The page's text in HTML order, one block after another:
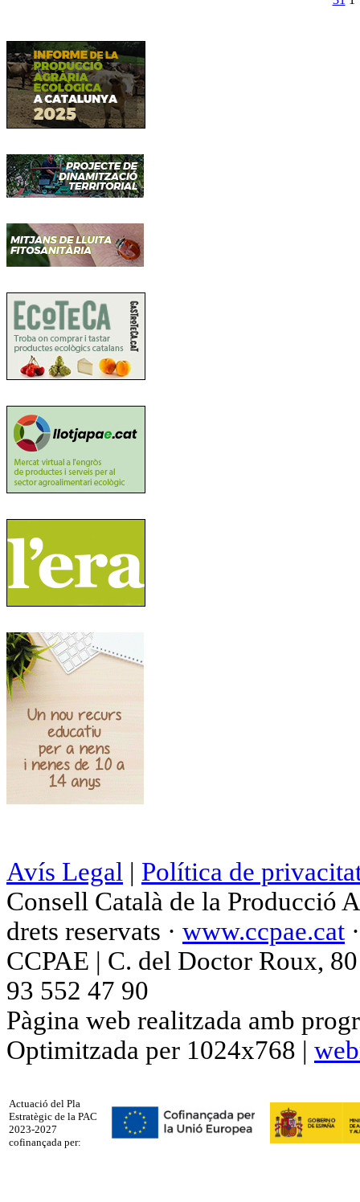
Avís Legal | Política de
Consell Català de la Producció
drets reservats · www.ccpae.cat
CCPAE | C. del Doctor Roux,
93 552 47 90
Pàgina web realitzada amb
Optimitzada per 1024x768 |
Actuació del Pla
Estratègic de la PAC
2023-2027
cofinançada per: